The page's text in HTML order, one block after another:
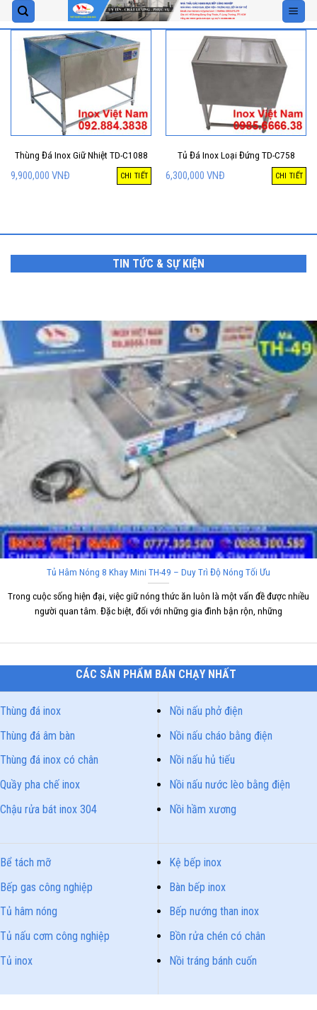
Skip
to
content
Thùng Đá Inox Giữ Nhiệt TD-C1088
9,900,000 VNĐ CHI TIẾT
Tủ Đá Inox Loại Đứng TD-C758
6,300,000 VNĐ CHI TIẾT
TIN TỨC & SỰ KIỆN
Tủ Hâm Nóng 8 Khay Mini TH-49 – Duy Trì Độ Nóng Tối Ưu
Trong cuộc sống hiện đại, việc giữ nóng thức ăn luôn là một vấn đề được nhiều
người quan tâm. Đặc biệt, đối với những gia đình bận rộn, những
CÁC SẢN PHẨM BÁN CHẠY NHẤT
Thùng đá inox
Thùng đá âm bàn
Thùng đá inox có chân
Quầy pha chế inox
Chậu rửa bát inox 304
Nồi nấu phở điện
Nồi nấu cháo bằng điện
Nồi nấu hủ tiếu
Nồi nấu nước lèo bằng điện
Nồi hầm xương
Bể tách mỡ
Bếp gas công nghiệp
Tủ hâm nóng
Tủ nấu cơm công nghiệp
Tủ inox
Kệ bếp inox
Bàn bếp inox
Bếp nướng than inox
Bồn rửa chén có chân
Nồi tráng bánh cuốn